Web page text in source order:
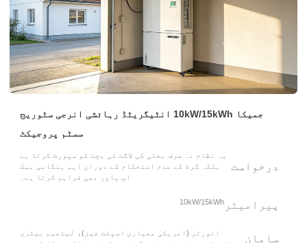
جمیکا 10kW/15kWh انٹیگریٹڈ رہائشی انرجی سٹوریج
سسٹم پروجیکٹ
درخواست
یہ نظام نہ صرف بجلی کی لاگت کی بچت کو سپورٹ کرتا ہے
بلکہ گرڈ کے عدم استحکام کے دوران اہم ہنگامی بیک
اپ پاور بھی فراہم کرتا ہے۔
پیرامیٹر 10kW/15kWh
سامان
انورٹر (امریکی معیاری اسپلٹ فیز)، لیتھیم بیٹری